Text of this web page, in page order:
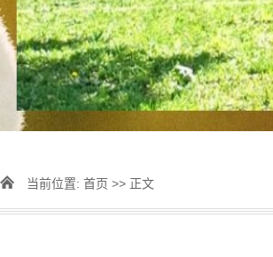
当前位置: 首页 >> 正文